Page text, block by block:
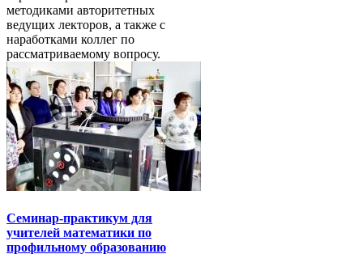
методиками авторитетных
ведущих лекторов, а также с
наработками коллег по
рассматриваемому вопросу.
Семинар-практикум для
учителей математики по
профильному образованию